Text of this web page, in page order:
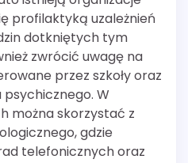
profilaktyką uzależnień
dotkniętych tym
zwrócić uwagę na
przez szkoły oraz
W
można skorzystać z
gdzie
telefonicznych oraz